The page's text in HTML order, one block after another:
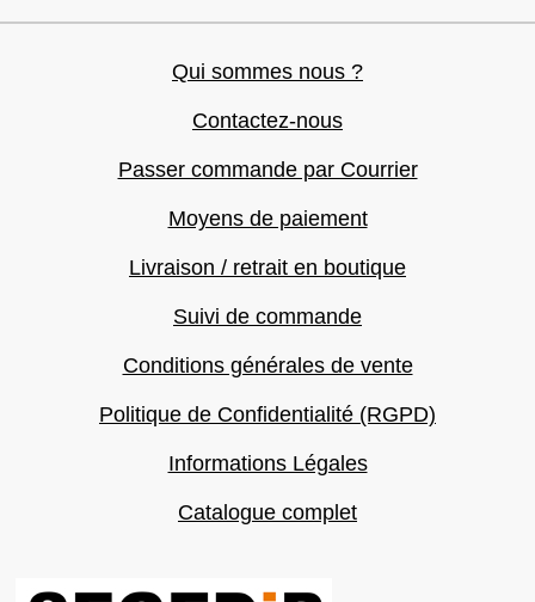
Qui sommes nous ?
Contactez-nous
Passer commande par Courrier
Moyens de paiement
Livraison / retrait en boutique
Suivi de commande
Conditions générales de vente
Politique de Confidentialité (RGPD)
Informations Légales
Catalogue complet